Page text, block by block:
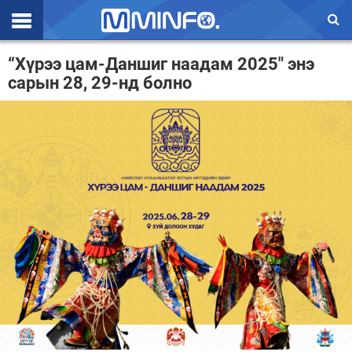
Эхлэл
Цаг агаар
Эдийн засаг
Спорт
Нийгэм
Дэлхий
Энтертайнмэнт
“Хүрээ цам-Даншиг наадам 2025" энэ
сарын 28, 29-нд болно